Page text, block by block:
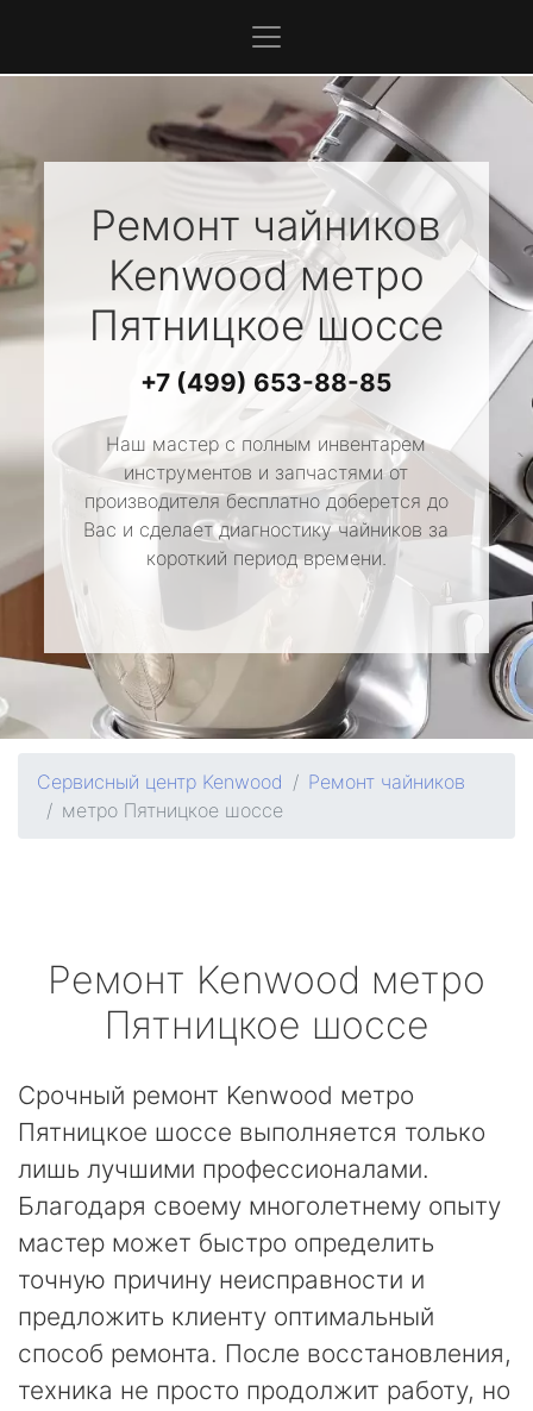
Ремонт чайников
Kenwoodметро
Пятницкое шоссе
+7 (499) 653-88-85
Наш мастер с полным инвентарем
инструментов и запчастями от
производителя бесплатно доберется до
Вас и сделает диагностику чайников за
короткий период времени.
Сервисный центр Kenwood
Ремонт чайников
метро Пятницкое шоссе
Ремонт Kenwood метро
Пятницкое шоссе
Срочный ремонт Kenwood метро
Пятницкое шоссе выполняется только
лишь лучшими профессионалами.
Благодаря своему многолетнему опыту
мастер может быстро определить
точную причину неисправности и
предложить клиенту оптимальный
способ ремонта. После восстановления,
техника не просто продолжит работу, но